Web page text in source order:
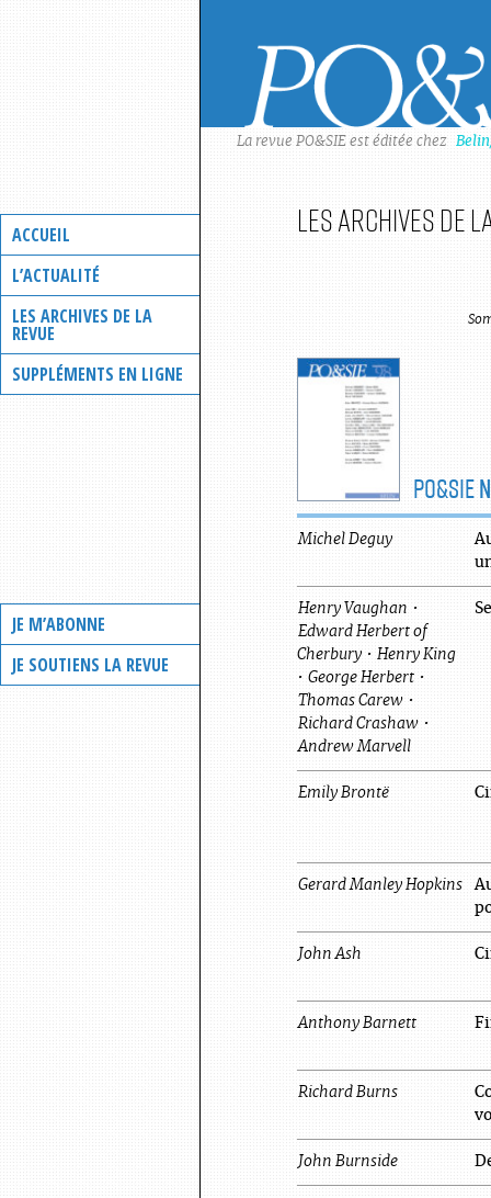
ACCUEIL
L’ACTUALITÉ
LES ARCHIVES DE LA
REVUE
SUPPLÉMENTS EN LIGNE
JE M’ABONNE
JE SOUTIENS LA REVUE
La revue PO&SIE est éditée chez
Les archives de
PO&SIE
Michel Deguy
Henry Vaughan •
Edward Herbert of
Cherbury • Henry King
• George Herbert •
Thomas Carew •
Richard Crashaw •
Andrew Marvell
Emily Brontë
Gerard Manley Hopkins
John Ash
Anthony Barnett
Richard Burns
John Burnside